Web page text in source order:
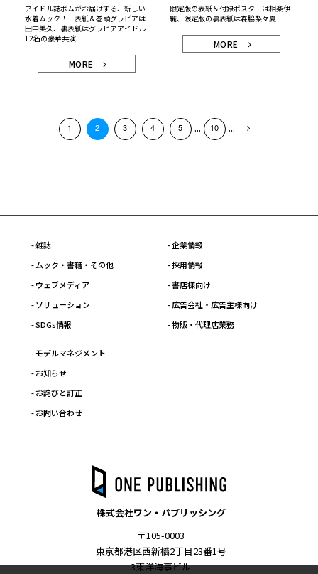
アイドル誌ボムがお届けする、新しい
水着ムック！ 表紙＆巻頭グラビアは
田中美久、裏表紙はグラビアアイドル
12名の豪華共演
MORE
限定版の表紙＆付録ポスターは相楽伊
織、限定版の裏表紙は森脇梨々夏
MORE
1 2 3 4 5 ... 10 ...
- 雑誌
- ムック・書籍・その他
- ウェブメディア
- ソリューション
- SDGs情報
- 企業情報
- 採用情報
- 書店様向け
- 広告会社・広告主様向け
- 物販・代理店業務
- モデルマネジメント
- お知らせ
- お詫びと訂正
- お問い合わせ
株式会社ワン・パブリッシング
〒105-0003
東京都港区西新橋2丁目23番1号
3東洋海事ビル